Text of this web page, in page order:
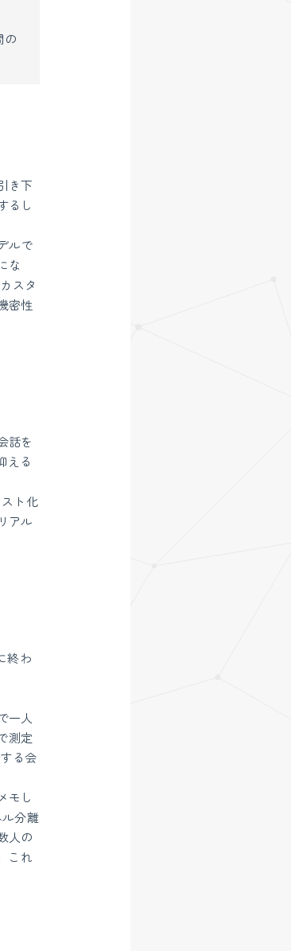
の
き下
るし
ルで
な
スタ
密性
話を
える
ト化
アル
終わ
一人
測定
る会
モし
分離
人の
これ